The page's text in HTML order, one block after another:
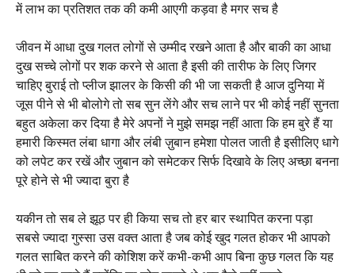
में लाभ का प्रतिशत तक की कमी आएगी कड़वा है मगर सच है
जीवन में आधा दुख गलत लोगों से उम्मीद रखने आता है और बाकी का आधा
दुख सच्चे लोगों पर शक करने से आता है इसी की तारीफ के लिए जिगर
चाहिए बुराई तो प्लीज झालर के किसी की भी जा सकती है आज दुनिया में
जूस पीने से भी बोलोगे तो सब सुन लेंगे और सच लाने पर भी कोई नहीं सुनता
बहुत अकेला कर दिया है मेरे अपनों ने मुझे समझ नहीं आता कि हम बुरे हैं या
हमारी किस्मत लंबा धागा और लंबी ज़ुबान हमेशा पोलत जाती है इसीलिए धागे
को लपेट कर रखें और जुबान को समेटकर सिर्फ दिखावे के लिए अच्छा बनना
पूरे होने से भी ज्यादा बुरा है
यकीन तो सब ले झूठ पर ही किया सच तो हर बार स्थापित करना पड़ा
सबसे ज्यादा गुस्सा उस वक्त आता है जब कोई खुद गलत होकर भी आपको
गलत साबित करने की कोशिश करें कभी-कभी आप बिना कुछ गलत कि यह